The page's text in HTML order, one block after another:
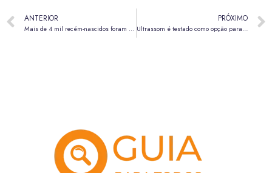
ANTERIOR
Mais de 4 mil recém-nascidos foram beneficiados com leite humano no DF entre janeiro e março de 2026
PRÓXIMO
Ultrassom é testado como opção para eliminar vírus respiratórios